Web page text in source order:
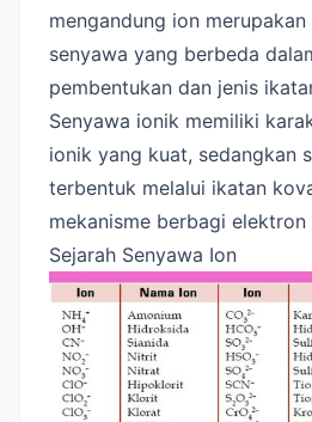
mengandung ion
senyawa yang berbeda
pembentukan dan jenis
Senyawa ionik memiliki
ionik yang kuat, sedangkan
terbentuk melalui ikatan
mekanisme berbagi
Sejarah Senyawa Ion